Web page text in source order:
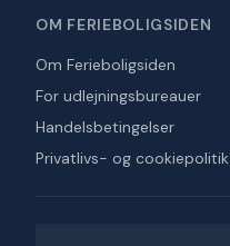
OM FERIEBOLIGSIDEN
Om Ferieboligsiden
For udlejningsbureauer
Handelsbetingelser
Privatlivs- og cookiepolitik